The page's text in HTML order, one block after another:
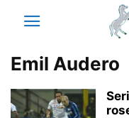
Emil Audero